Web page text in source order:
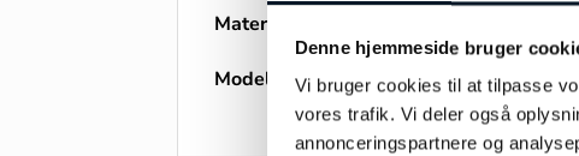
Denne hjemmeside bruger
Vi bruger cookies til at tilpasse
vores trafik. Vi deler også
annonceringspartnere og
Materiale:
Modelnummer:701-25510